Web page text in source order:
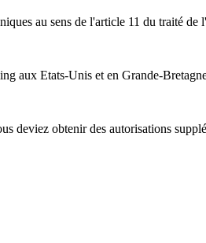
au sens de l'article 11 du traité
aux Etats-Unis et en Grande-
deviez obtenir des autorisations